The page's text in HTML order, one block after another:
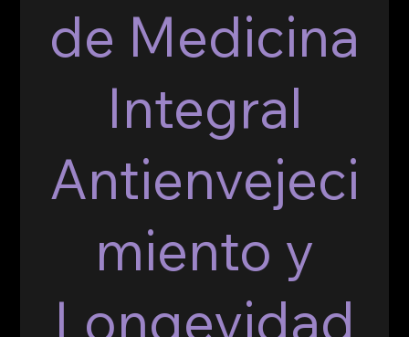
de Medicina
Integral
Antienvejeci
miento y
Longevidad